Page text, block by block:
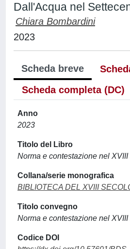
Dall'Acqua nel
Chiara Bombardini
2023
Scheda breve
Scheda completa (DC)
Anno
2023
Titolo del Libro
Norma e contestazione nel
Collana/serie monografica
BIBLIOTECA DEL XVIII
Titolo convegno
Norma e contestazione nel
Codice DOI